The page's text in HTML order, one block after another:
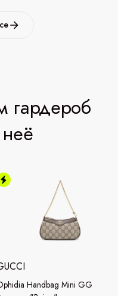
гардероб
Handbag Mini GG